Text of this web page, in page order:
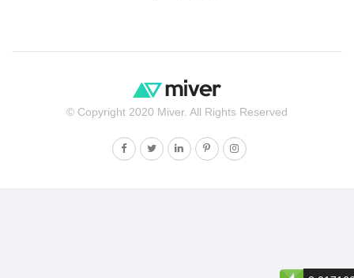
© Copyright 2020 Miver. All Rights Reserved